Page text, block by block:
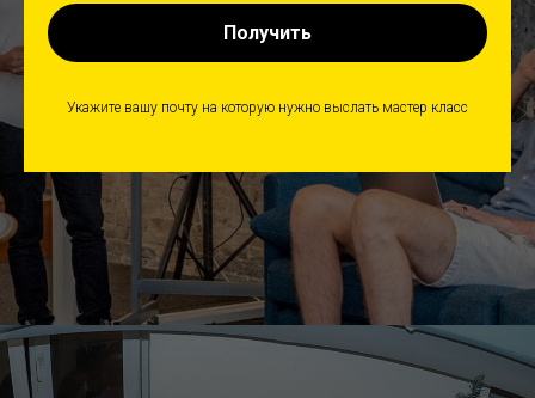
Получить
Укажите вашу почту на которую нужно выслать мастер класс